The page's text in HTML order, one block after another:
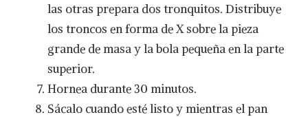
las otras prepara dos tronquitos. Distribuye
los troncos en forma de X sobre la pieza
grande de masa y la bola pequeña en la parte
superior.
Hornea durante 30 minutos.
Sácalo cuando esté listo y mientras el pan